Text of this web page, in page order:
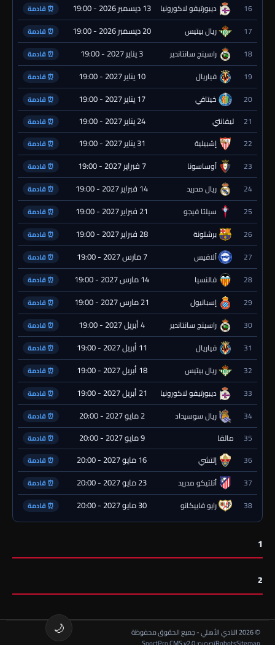
16 ديبورتيفو لاكورونيا 13 ديسمبر 2026 - 19:00 ⏰ قادمة
17 ريال بيتيس 20 ديسمبر 2026 - 19:00 ⏰ قادمة
18 راسينج سانتاندير 3 يناير 2027 - 19:00 ⏰ قادمة
19 فياريال 10 يناير 2027 - 19:00 ⏰ قادمة
20 خيتافي 17 يناير 2027 - 19:00 ⏰ قادمة
21 ليفانتي 24 يناير 2027 - 19:00 ⏰ قادمة
22 إشبيلية 31 يناير 2027 - 19:00 ⏰ قادمة
23 أوساسونا 7 فبراير 2027 - 19:00 ⏰ قادمة
24 ريال مدريد 14 فبراير 2027 - 19:00 ⏰ قادمة
25 سيلتا فيجو 21 فبراير 2027 - 19:00 ⏰ قادمة
26 برشلونة 28 فبراير 2027 - 19:00 ⏰ قادمة
27 ألافيس 7 مارس 2027 - 19:00 ⏰ قادمة
28 فالنسيا 14 مارس 2027 - 19:00 ⏰ قادمة
29 إسبانيول 21 مارس 2027 - 19:00 ⏰ قادمة
30 راسينج سانتاندير 4 أبريل 2027 - 19:00 ⏰ قادمة
31 فياريال 11 أبريل 2027 - 19:00 ⏰ قادمة
32 ريال بيتيس 18 أبريل 2027 - 19:00 ⏰ قادمة
33 ديبورتيفو لاكورونيا 21 أبريل 2027 - 19:00 ⏰ قادمة
34 ريال سوسيداد 2 مايو 2027 - 20:00 ⏰ قادمة
35 مالقا 9 مايو 2027 - 20:00 ⏰ قادمة
36 إلتشي 16 مايو 2027 - 20:00 ⏰ قادمة
37 أتلتيكو مدريد 23 مايو 2027 - 20:00 ⏰ قادمة
38 رايو فاييكانو 30 مايو 2027 - 20:00 ⏰ قادمة
1
2
© 2026 النادي الأهلي - جميع الحقوق محفوظة
🌙